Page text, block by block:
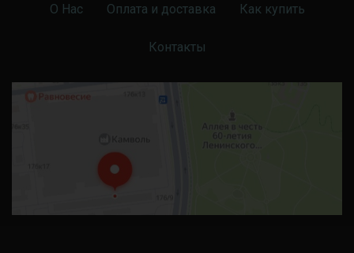
О Нас Оплата и доставка Как купить
Контакты